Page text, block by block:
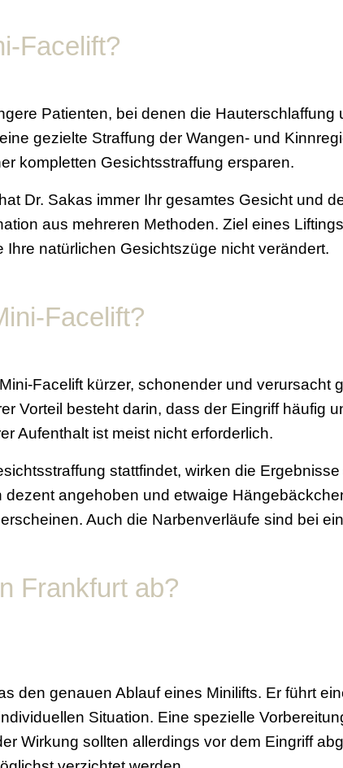
Facelift?
Patienten, bei denen die
gezielte Straffung der Wangen- und
kompletten Gesichtsstraffung ersparen.
Dr. Sakas immer Ihr gesamtes Gesicht und
aus mehreren Methoden. Ziel eines
natürlichen Gesichtszüge nicht verändert.
Facelift?
Facelift kürzer, schonender und verursacht
Vorteil besteht darin, dass der Eingriff häufig
Aufenthalt ist meist nicht erforderlich.
stattfindet, wirken die
angehoben und etwaige
Auch die Narbenverläufe sind bei
Frankfurt ab?
den genauen Ablauf eines Minilifts. Er führt
Situation. Eine spezielle
Wirkung sollten allerdings vor dem Eingriff